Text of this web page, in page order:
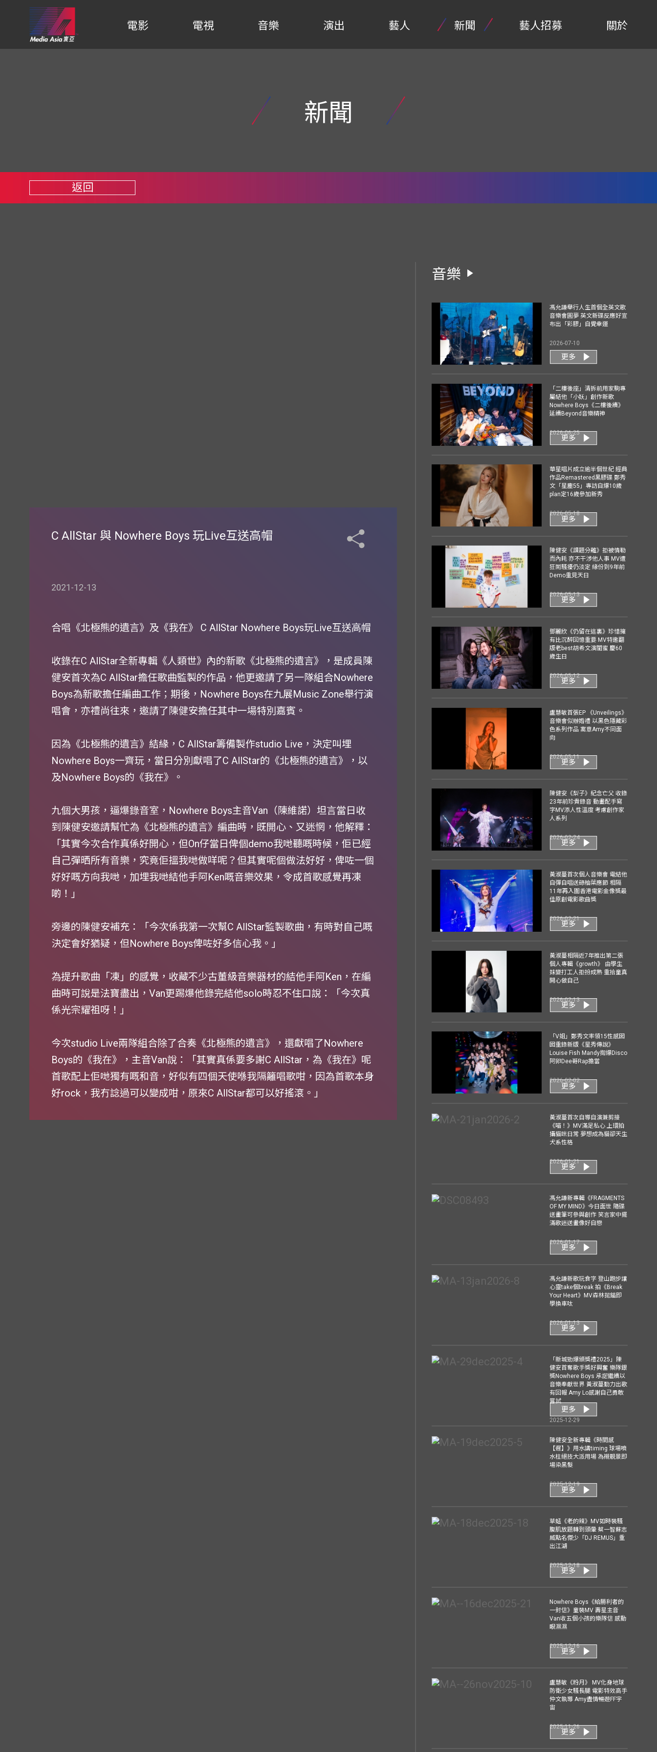
電影 電視 音樂 演出 藝人 新聞 藝人招募 關於
新聞
返回
C AllStar 與 Nowhere Boys 玩Live互送高帽
2021-12-13
合唱《北極熊的遺言》及《我在》 C AllStar Nowhere Boys玩Live互送高帽
收錄在C AllStar全新專輯《人類世》內的新歌《北極熊的遺言》，是成員陳
健安首次為C AllStar擔任歌曲監製的作品，他更邀請了另一隊組合Nowhere
Boys為新歌擔任編曲工作；期後，Nowhere Boys在九展Music Zone舉行演
唱會，亦禮尚往來，邀請了陳健安擔任其中一場特別嘉賓。
因為《北極熊的遺言》結緣，C AllStar籌備製作studio Live，決定叫埋
Nowhere Boys一齊玩，當日分別獻唱了C AllStar的《北極熊的遺言》，以
及Nowhere Boys的《我在》。
九個大男孩，逼爆錄音室，Nowhere Boys主音Van（陳維諾）坦言當日收
到陳健安邀請幫忙為《北極熊的遺言》編曲時，既開心、又迷惘，他解釋：
「其實今次合作真係好開心，但On仔當日俾個demo我哋聽嘅時候，佢已經
自己彈晒所有音樂，究竟佢搵我哋做咩呢？但其實呢個做法好好，俾咗一個
好好嘅方向我哋，加埋我哋結他手阿Ken嘅音樂效果，令成首歌感覺再凍
啲！」
旁邊的陳健安補充：「今次係我第一次幫C AllStar監製歌曲，有時對自己嘅
決定會好猶疑，但Nowhere Boys俾咗好多信心我。」
為提升歌曲「凍」的感覺，收藏不少古董級音樂器材的結他手阿Ken，在編
曲時可說是法寶盡出，Van更踢爆他錄完結他solo時忍不住口說：「今次真
係光宗耀祖呀！」
今次studio Live兩隊組合除了合奏《北極熊的遺言》，還獻唱了Nowhere
Boys的《我在》，主音Van說：「其實真係要多謝C AllStar，為《我在》呢
首歌配上佢哋獨有嘅和音，好似有四個天使喺我隔籬唱歌咁，因為首歌本身
好rock，我冇諗過可以變成咁，原來C AllStar都可以好搖滾。」
音樂
馮允謙舉行人生首個全英文歌
音樂會圓夢 英文新碟反應好宣
布出「彩膠」自覺幸運
2026-07-10
更多
「二樓後座」清拆前用家駒專
屬結他「小妖」創作新歌
Nowhere Boys《二樓後續》
延續Beyond音樂精神
2026-06-25
更多
華星唱片成立逾半個世紀 經典
作品Remastered黑膠碟 鄭秀
文「星塵55」專訪自爆10歲
plan定16歲參加新秀
2026-05-18
更多
陳健安《課題分離》拒被情勒
而內耗 亦不干涉他人事 MV遭
狂鬧騷擾仍淡定 緣份到9年前
Demo重見天日
2026-05-13
更多
鄧麗欣《仍留在這裏》珍惜擁
有比沉醉回憶重要 MV特邀翻
版老best胡希文演閨蜜 慶60
歲生日
2026-05-12
更多
盧慧敏首張EP 《Unveilings》
音樂會似辦婚禮 以黑色隱藏彩
色系列作品 寓意Amy不同面
向
2026-05-11
更多
陳健安《梨子》紀念亡父 收錄
23年前珍貴錄音 動畫配手寫
字MV添人性溫度 考慮創作家
人系列
2026-02-24
更多
黃淑蔓首次個人音樂會 電結他
自彈自唱送碌柚葉應節 相隔
11年再入圍香港電影金像獎最
佳原創電影歌曲獎
2026-02-21
更多
黃淑蔓相隔近7年推出第二張
個人專輯《growth》 由學生
妹變打工人拒扮成熟 重拾童真
開心做自己
2026-02-13
更多
「V姐」鄭秀文率領15性感囡
囡重錄新版《星秀傳說》
Louise Fish Mandy揈爆Disco
阿卵Dee哥Rap擔當
2026-02-02
更多
黃淑蔓首次自導自演兼剪接
《喵！》MV滿足私心 上環拍
攝貓咪日常 夢想成為貓卻天生
犬系性格
2026-01-21
更多
馮允謙新專輯《FRAGMENTS
OF MY MIND》今日面世 隨碟
送畫筆可參與創作 笑言家中擺
滿歌迷送畫像好自戀
2026-01-17
更多
馮允謙新歌玩食字 登山跑步讓
心靈take個break 拍《Break
Your Heart》MV森林拋錨即
學換車呔
2026-01-13
更多
「新城勁爆頒獎禮2025」陳
健安首奪歌手獎好興奮 樂隊銀
獎Nowhere Boys 承諾繼續以
音樂奉獻世界 黃淑蔓勤力出歌
有回報 Amy Lo感謝自己勇敢
嘗試
2025-12-29
更多
陳健安全新專輯《時間感
【遲】》用水講timing 球場噴
水柱絕技大派用場 為襯靚景即
場染黑髮
2025-12-19
更多
草蜢《老的辣》MV如時裝騷
腹肌放題轉到頭暈 蔡一智蘇志
威點名傑少「DJ REMUS」重
出江湖
2025-12-18
更多
Nowhere Boys《給勝利者的
一封信》童裝MV 壽星主音
Van收五個小孩的樂隊信 感動
眼濕濕
2025-12-16
更多
盧慧敏《粉月》 MV化身地球
防衛少女騷長腿 電影特效高手
仲文執導 Amy盡情暢遊FF宇
宙
2025-11-26
更多